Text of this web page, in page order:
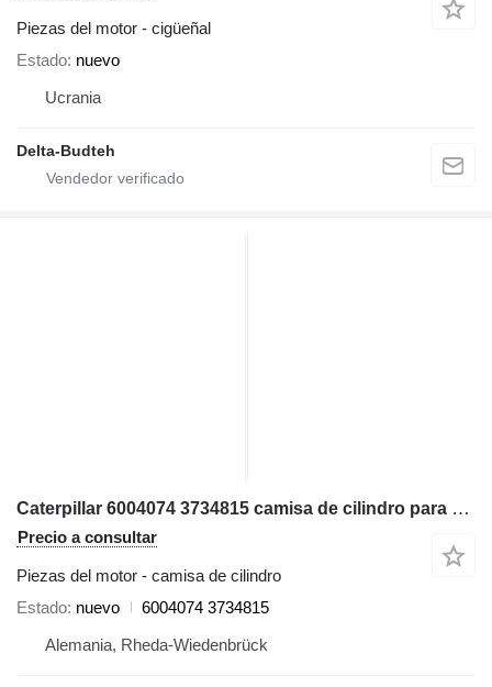
Piezas del motor - cigüeñal
Estado nuevo
Ucrania
Delta-Budteh
Caterpillar 6004074 3734815 camisa de cilindro para Caterpillar RH120BH motoniveladora
Precio a consultar
Piezas del motor - camisa de cilindro
Estado nuevo
6004074 3734815
Alemania, Rheda-Wiedenbrück